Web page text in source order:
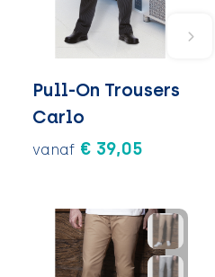
Pull-On Trousers
Carlo
vanaf € 39,05